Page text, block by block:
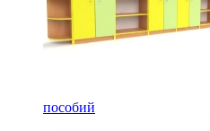
пособий